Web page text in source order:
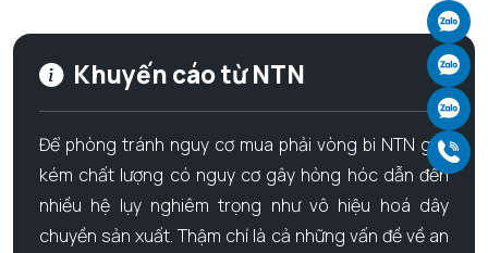
Khuyến cáo từ NTN
Để phòng tránh nguy cơ mua phải vòng bi NTN giả,
kém chất lượng có nguy cơ gây hỏng hóc dẫn đến
nhiều hệ lụy nghiêm trọng như vô hiệu hoá dây
chuyền sản xuất. Thậm chí là cả những vấn đề về an